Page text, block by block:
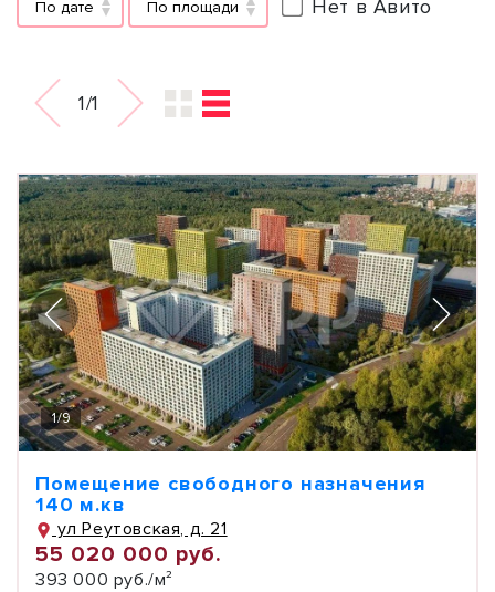
По дате По площади Нет в Авито
1/1
1/9
Помещение свободного назначения
140 м.кв
ул Реутовская, д. 21
55 020 000 руб.
393 000 руб./м²